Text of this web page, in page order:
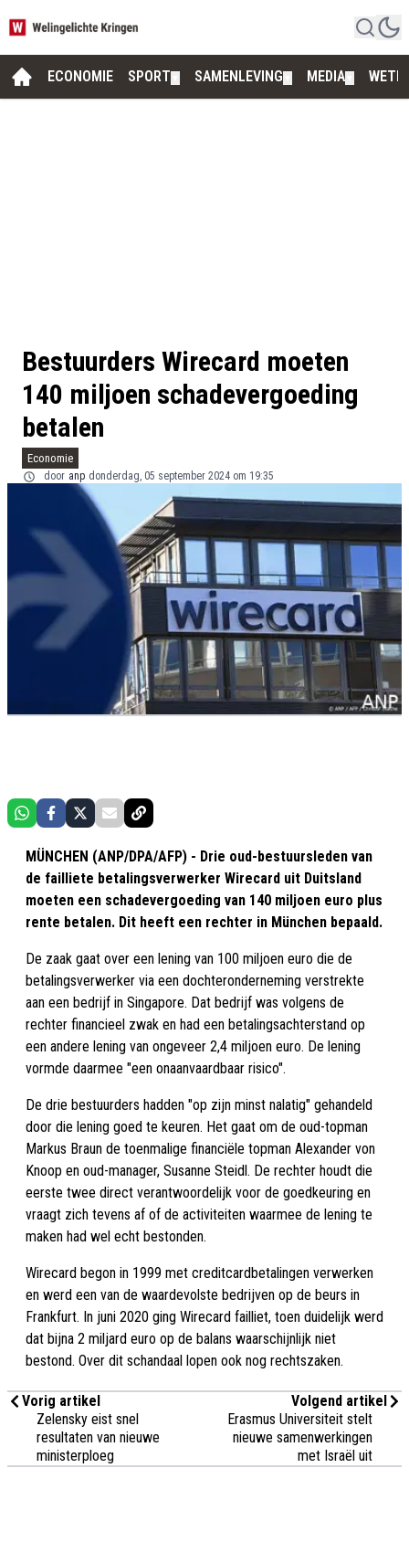
ECONOMIE SPORT SAMENLEVING MEDIA
Bestuurders Wirecard moeten
140 miljoen schadevergoeding
betalen
Economie
door anp donderdag, 05 september 2024 om 19:35
MÜNCHEN (ANP/DPA/AFP) - Drie oud-bestuursleden van
de failliete betalingsverwerker Wirecard uit Duitsland
moeten een schadevergoeding van 140 miljoen euro plus
rente betalen. Dit heeft een rechter in München bepaald.
De zaak gaat over een lening van 100 miljoen euro die de
betalingsverwerker via een dochteronderneming verstrekte
aan een bedrijf in Singapore. Dat bedrijf was volgens de
rechter financieel zwak en had een betalingsachterstand op
een andere lening van ongeveer 2,4 miljoen euro. De lening
vormde daarmee "een onaanvaardbaar risico".
De drie bestuurders hadden "op zijn minst nalatig" gehandeld
door die lening goed te keuren. Het gaat om de oud-topman
Markus Braun de toenmalige financiële topman Alexander von
Knoop en oud-manager, Susanne Steidl. De rechter houdt die
eerste twee direct verantwoordelijk voor de goedkeuring en
vraagt zich tevens af of de activiteiten waarmee de lening te
maken had wel echt bestonden.
Wirecard begon in 1999 met creditcardbetalingen verwerken
en werd een van de waardevolste bedrijven op de beurs in
Frankfurt. In juni 2020 ging Wirecard failliet, toen duidelijk werd
dat bijna 2 miljard euro op de balans waarschijnlijk niet
bestond. Over dit schandaal lopen ook nog rechtszaken.
Vorig artikel
Zelensky eist snel
resultaten van nieuwe
ministerploeg
Volgend artikel
Erasmus Universiteit stelt
nieuwe samenwerkingen
met Israël uit